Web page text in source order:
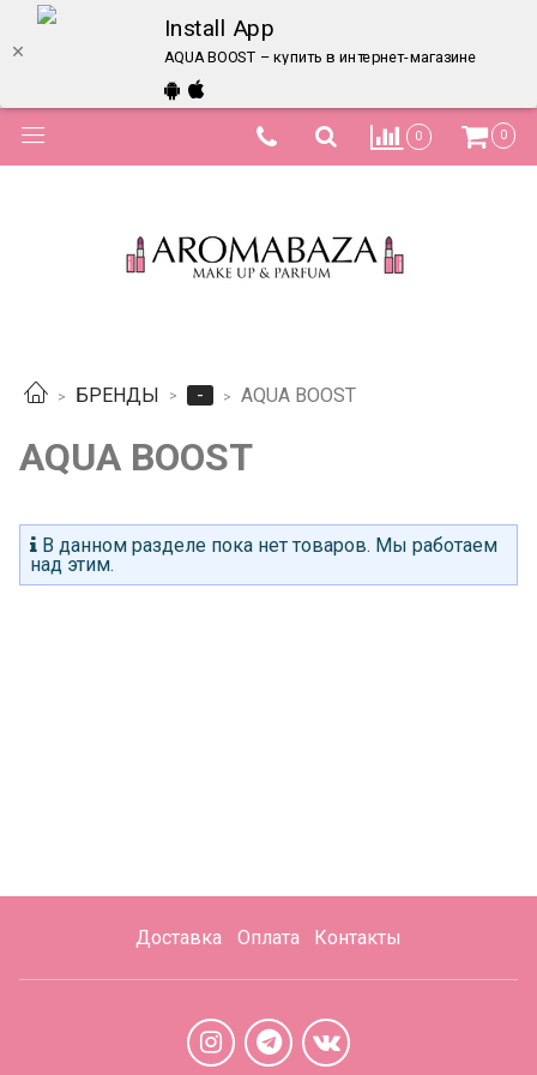
Install App
AQUA BOOST – купить в интернет-магазине по
0 0
БРЕНДЫ - AQUA BOOST
AQUA BOOST
В данном разделе пока нет товаров. Мы работаем
над этим.
Доставка Оплата Контакты